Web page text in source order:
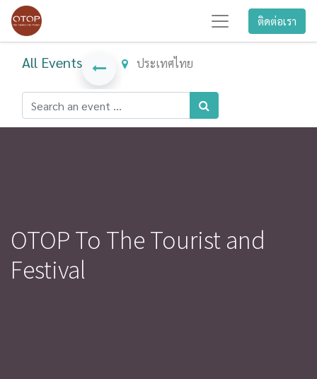
ติดต่อเรา
All Events ประเทศไทย
OTOP To The Tourist and
Festival